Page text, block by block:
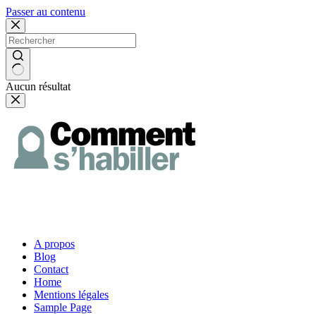
Passer au contenu
Aucun résultat
A propos
Blog
Contact
Home
Mentions légales
Sample Page